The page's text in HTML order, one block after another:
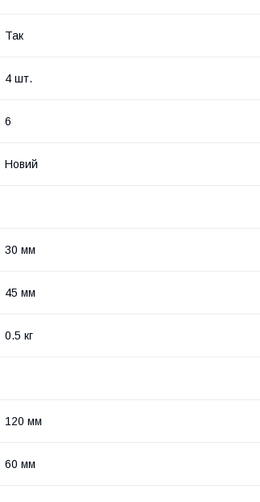
Так
4 шт.
6
Новий
30 мм
45 мм
0.5 кг
120 мм
60 мм